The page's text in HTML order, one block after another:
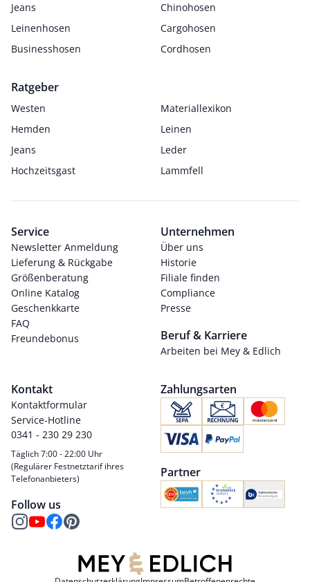
Jeans
Chinohosen
Leinenhosen
Cargohosen
Businesshosen
Cordhosen
Ratgeber
Westen
Materiallexikon
Hemden
Leinen
Jeans
Leder
Hochzeitsgast
Lammfell
Service
Newsletter Anmeldung
Lieferung & Rückgabe
Größenberatung
Online Katalog
Geschenkkarte
FAQ
Freundebonus
Unternehmen
Über uns
Historie
Filiale finden
Compliance
Presse
Beruf & Karriere
Arbeiten bei Mey & Edlich
Kontakt
Kontaktformular
Service-Hotline
0341 - 230 29 230
Täglich 7:00 - 22:00 Uhr
(Regulärer Festnetztarif ihres
Telefonanbieters)
Follow us
Zahlungsarten
Partner